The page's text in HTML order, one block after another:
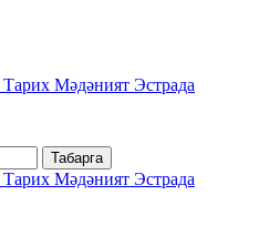
Тарих Мәдәният Эстрада
Табарга
Тарих Мәдәният Эстрада